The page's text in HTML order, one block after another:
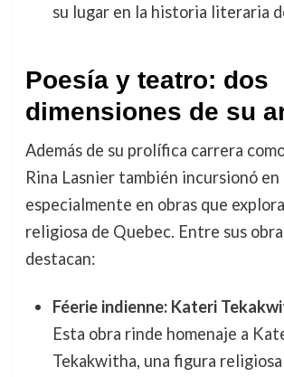
su lugar en la historia literaria
Poesía y teatro: dos
dimensiones de su
Además de su prolífica carrera
Rina Lasnier también incursionó
especialmente en obras que
religiosa de Quebec. Entre sus
destacan:
Féerie indienne: Kateri
Esta obra rinde homenaje a
Tekakwitha, una figura